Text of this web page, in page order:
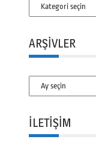
Kategoriler
ARŞIVLER
Arşivler
İLETİŞİM